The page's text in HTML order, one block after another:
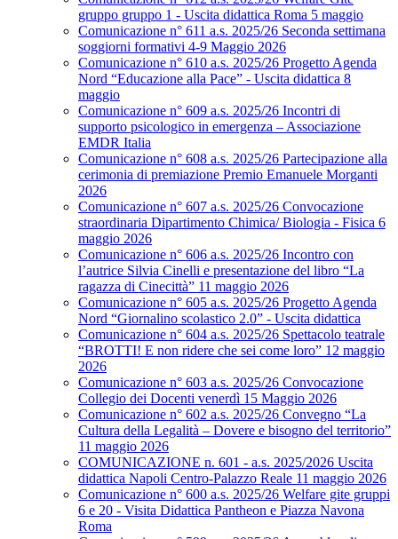
gruppo gruppo 1 - Uscita didattica Roma 5 maggio
Comunicazione n° 611 a.s. 2025/26 Seconda settimana
soggiorni formativi 4-9 Maggio 2026
Comunicazione n° 610 a.s. 2025/26 Progetto Agenda
Nord “Educazione alla Pace” - Uscita didattica 8
maggio
Comunicazione n° 609 a.s. 2025/26 Incontri di
supporto psicologico in emergenza – Associazione
EMDR Italia
Comunicazione n° 608 a.s. 2025/26 Partecipazione alla
cerimonia di premiazione Premio Emanuele Morganti
2026
Comunicazione n° 607 a.s. 2025/26 Convocazione
straordinaria Dipartimento Chimica/ Biologia - Fisica 6
maggio 2026
Comunicazione n° 606 a.s. 2025/26 Incontro con
l’autrice Silvia Cinelli e presentazione del libro “La
ragazza di Cinecittà” 11 maggio 2026
Comunicazione n° 605 a.s. 2025/26 Progetto Agenda
Nord “Giornalino scolastico 2.0” - Uscita didattica
Comunicazione n° 604 a.s. 2025/26 Spettacolo teatrale
“BROTTI! E non ridere che sei come loro” 12 maggio
2026
Comunicazione n° 603 a.s. 2025/26 Convocazione
Collegio dei Docenti venerdì 15 Maggio 2026
Comunicazione n° 602 a.s. 2025/26 Convegno “La
Cultura della Legalità – Dovere e bisogno del territorio”
11 maggio 2026
COMUNICAZIONE n. 601 - a.s. 2025/2026 Uscita
didattica Napoli Centro-Palazzo Reale 11 maggio 2026
Comunicazione n° 600 a.s. 2025/26 Welfare gite gruppi
6 e 20 - Visita Didattica Pantheon e Piazza Navona
Roma